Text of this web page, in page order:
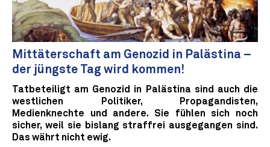
Mittäterschaft am Genozid in Palästina –
der jüngste Tag wird kommen!
Tatbeteiligt am Genozid in Palästina sind auch die
westlichen Politiker, Propagandisten,
Medienknechte und andere. Sie fühlen sich noch
sicher, weil sie bislang straffrei ausgegangen sind.
Das währt nicht ewig.